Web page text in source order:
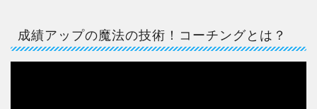
成績アップの魔法の技術！コーチングとは？